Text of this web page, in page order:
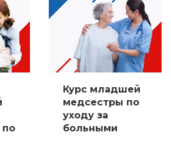
Курс младшей
медсестры по
уходу за
больными